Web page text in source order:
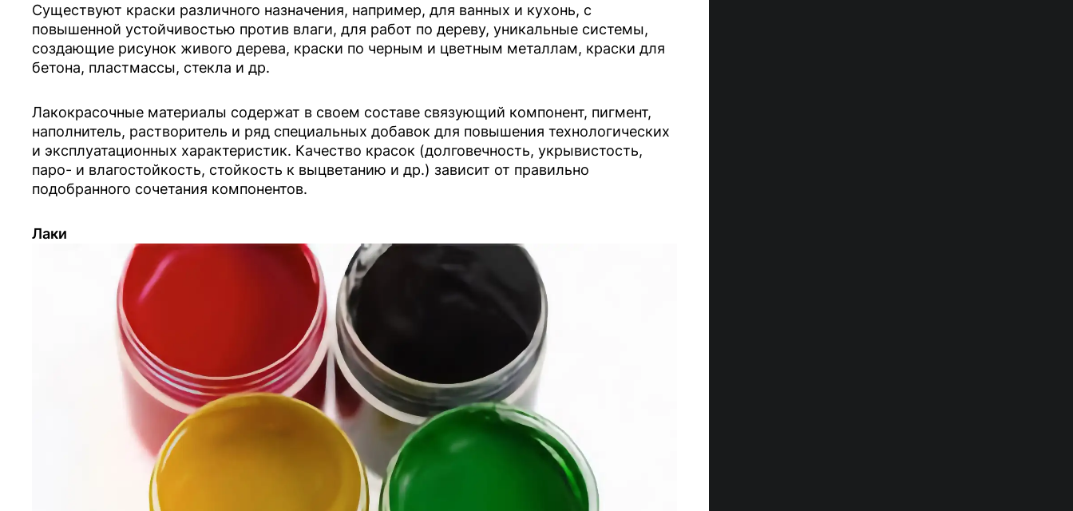
Существуют краски различного назначения, например, для ванных и кухонь, с
повышенной устойчивостью против влаги, для работ по дереву, уникальные системы,
создающие рисунок живого дерева, краски по черным и цветным металлам, краски для
бетона, пластмассы, стекла и др.
Лакокрасочные материалы содержат в своем составе связующий компонент, пигмент,
наполнитель, растворитель и ряд специальных добавок для повышения технологических
и эксплуатационных характеристик. Качество красок (долговечность, укрывистость,
паро- и влагостойкость, стойкость к выцветанию и др.) зависит от правильно
подобранного сочетания компонентов.
Лаки